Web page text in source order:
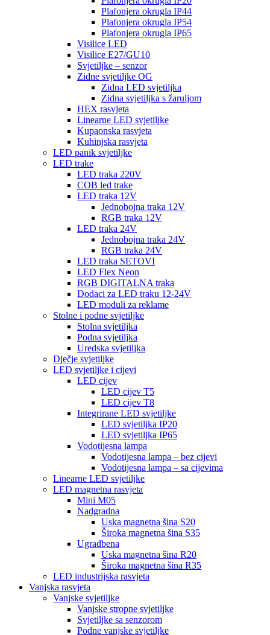
Plafonjera okrugla IP44
Plafonjera okrugla IP54
Plafonjera okrugla IP65
Visilice LED
Visilice E27/GU10
Svjetiljke – senzor
Zidne svjetiljke OG
Zidna LED svjetiljka
Zidna svjetiljka s žaruljom
HEX rasvjeta
Linearne LED svjetiljke
Kupaonska rasvjeta
Kuhinjska rasvjeta
LED panik svjetiljke
LED trake
LED traka 220V
COB led trake
LED traka 12V
Jednobojna traka 12V
RGB traka 12V
LED traka 24V
Jednobojna traka 24V
RGB traka 24V
LED traka SETOVI
LED Flex Neon
RGB DIGITALNA traka
Dodaci za LED traku 12-24V
LED moduli za reklame
Stolne i podne svjetiljke
Stolna svjetiljka
Podna svjetiljka
Uredska svjetiljka
Dječje svjetiljke
LED svjetiljke i cijevi
LED cijev
LED cijev T5
LED cijev T8
Integrirane LED svjetiljke
LED svjetiljka IP20
LED svjetiljka IP65
Vodotijesna lampa
Vodotijesna lampa – bez cijevi
Vodotijesna lampa – sa cijevima
Linearne LED svjetiljke
LED magnetna rasvjeta
Mini M05
Nadgradna
Uska magnetna šina S20
Široka magnetna šina S35
Ugradbena
Uska magnetna šina R20
Široka magnetna šina R35
LED industrijska rasvjeta
Vanjska rasvjeta
Vanjske svjetiljke
Vanjske stropne svjetiljke
Svjetiljke sa senzorom
Podne vanjske svjetiljke